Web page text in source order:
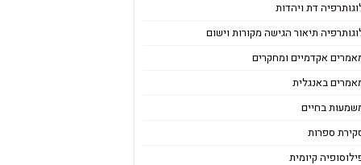
דת ויהדות
תיאור הגישה מקורות וישום
אקדמיים ומחקרים
באנגלית
בחיים
ספרות
קיומית